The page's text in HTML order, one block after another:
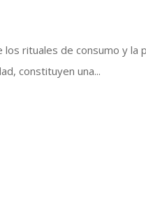
rituales de consumo y la
constituyen una...